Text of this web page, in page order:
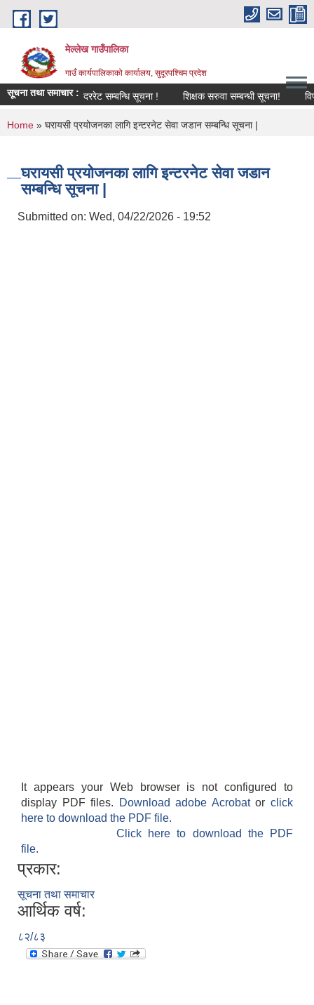
Skip to main content
मेल्लेख गाउँपालिका
गाउँ कार्यपालिकाको कार्यालय, सुदूरपश्चिम प्रदेश
सूचना तथा समाचार :दररेट सम्बन्धि सूचना ! शिक्षक सरुवा सम्बन्धी सूचना! विपद्
You are here
Home » घरायसी प्रयोजनका लागि इन्टरनेट सेवा जडान सम्बन्धि सूचना |
घरायसी प्रयोजनका लागि इन्टरनेट सेवा जडान
सम्बन्धि सूचना |
Submitted on: Wed, 04/22/2026 - 19:52
It appears your Web browser is not configured to
display PDF files.
Download adobe Acrobatorclick
here to download the PDF file.
Click here to download the PDF
file.
प्रकार:
सूचना तथा समाचार
आर्थिक वर्ष:
८२/८३